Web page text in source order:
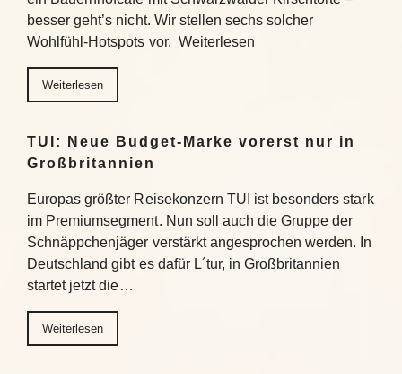
besser geht’s nicht. Wir stellen sechs solcher
Wohlfühl-Hotspots vor. Weiterlesen
Weiterlesen
TUI: Neue Budget-Marke vorerst nur in
Großbritannien
Europas größter Reisekonzern TUI ist besonders stark
im Premiumsegment. Nun soll auch die Gruppe der
Schnäppchenjäger verstärkt angesprochen werden. In
Deutschland gibt es dafür L´tur, in Großbritannien
startet jetzt die…
Weiterlesen